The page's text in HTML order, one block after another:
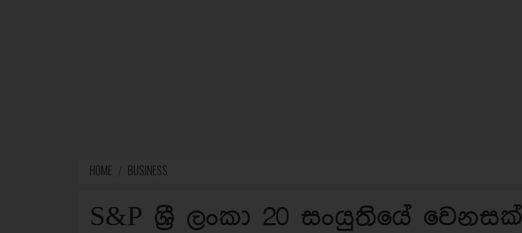
HOME BUSINESS
S&P ශ්‍රී ලංකා 20 සංයුතියේ වෙනසක්